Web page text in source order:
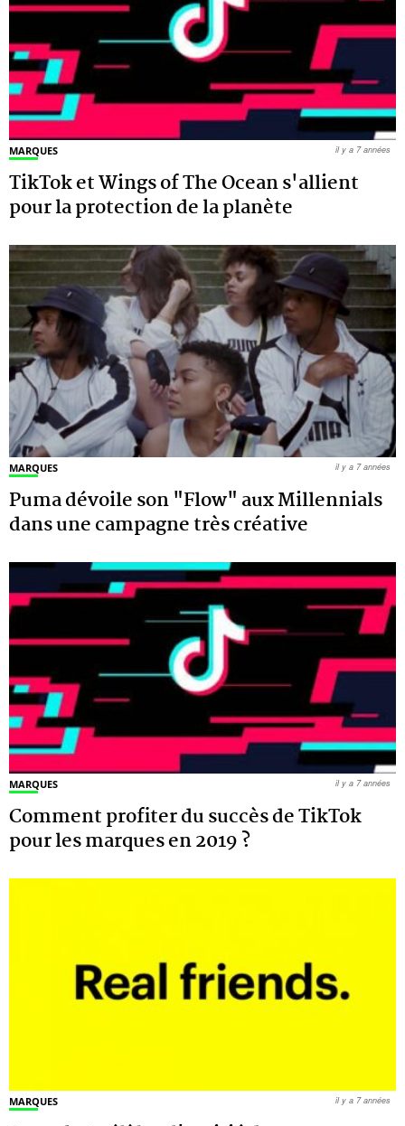
MARQUES
TikTok et Wings of The Ocean s'allient
pour la protection de la planète
il y a 7 années
MARQUES
Puma dévoile son "Flow" aux Millennials
dans une campagne très créative
il y a 7 années
MARQUES
Comment profiter du succès de TikTok
pour les marques en 2019 ?
il y a 7 années
MARQUES il y a 7 années